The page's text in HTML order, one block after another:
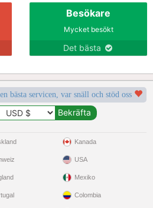
Besökare
Mycket besökt
Det bästa
bästa servicen, var snäll och stöd oss
Kanada
USA
Mexiko
Colombia